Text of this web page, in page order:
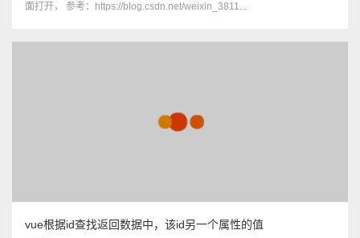
面打开， 参考：https://blog.csdn.net/weixin_3811...
vue根据id查找返回数据中，该id另一个属性的值